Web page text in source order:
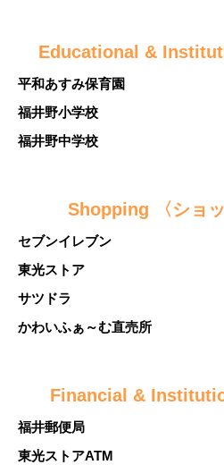
Educational &
平和あすみ保育園
福井野小学校
福井野中学校
Shopping 〈ショッ
セブンイレブン
東光ストア
サツドラ
かわいふぁ～む直売所
Financial &
福井郵便局
東光ストアATM